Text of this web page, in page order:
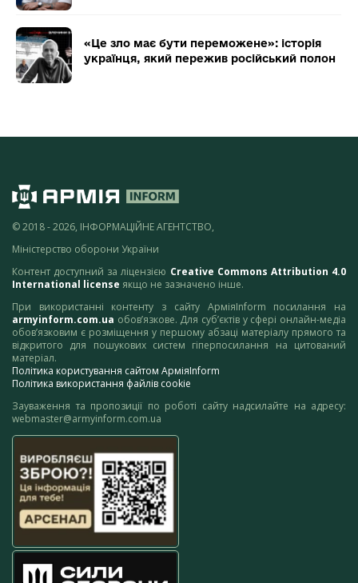
«Це зло має бути переможене»: історія
українця, який пережив російський полон
© 2018 - 2026, ІНФОРМАЦІЙНЕ АГЕНТСТВО,
Міністерство оборони України
Контент доступний за ліцензією Creative Commons Attribution 4.0
International license якщо не зазначено інше.
При використанні контенту з сайту АрміяInform посилання на
armyinform.com.ua обов’язкове. Для суб’єктів у сфері онлайн-медіа
обов’язковим є розміщення у першому абзаці матеріалу прямого та
відкритого для пошукових систем гіперпосилання на цитований
матеріал.
Політика користування сайтом АрміяInform
Політика використання файлів cookie
Зауваження та пропозиції по роботі сайту надсилайте на адресу:
webmaster@armyinform.com.ua